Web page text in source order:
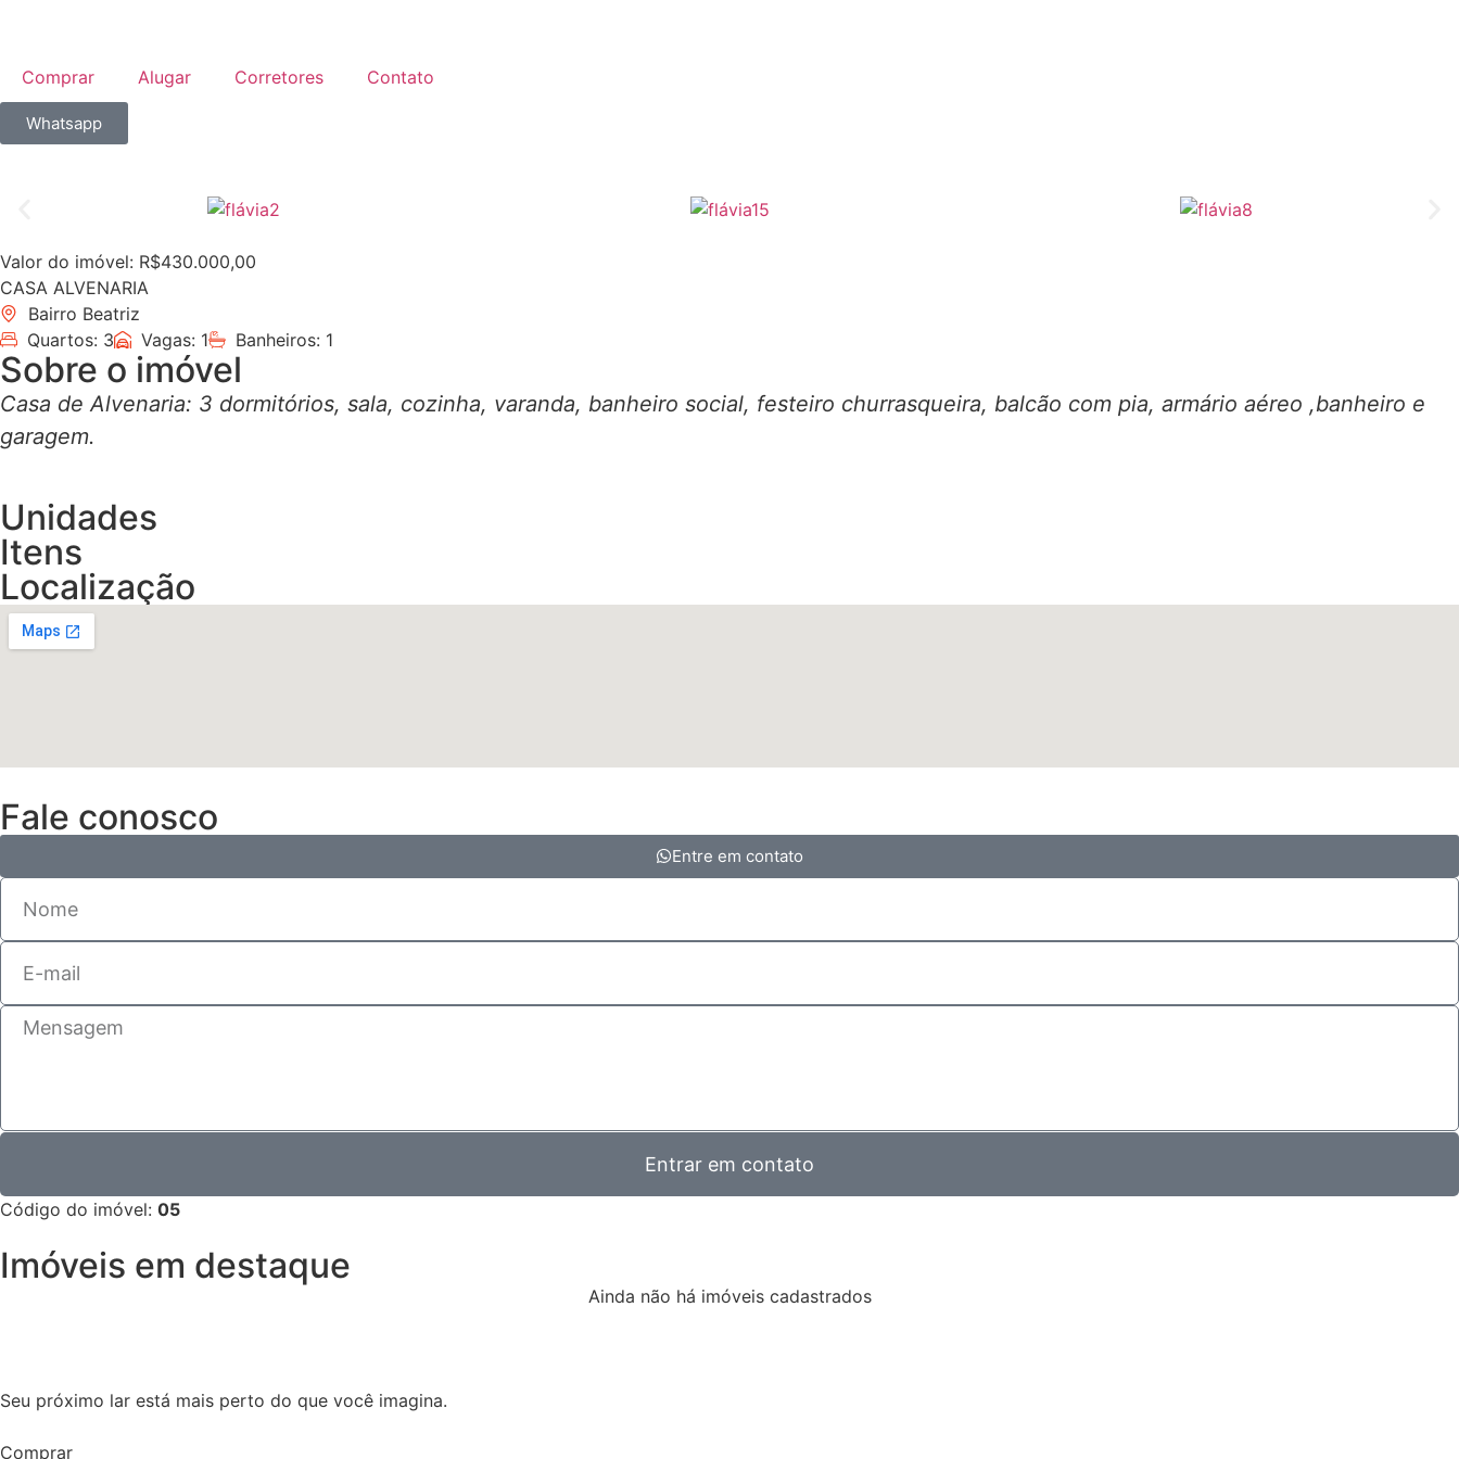
Comprar Alugar Corretores Contato
Whatsapp
Valor do imóvel: R$430.000,00
CASA ALVENARIA
Bairro Beatriz
Quartos: 3
Vagas: 1 Banheiros: 1
Sobre o imóvel
Casa de Alvenaria: 3 dormitórios, sala, cozinha, varanda, banheiro social, festeiro churrasqueira, balcão com pia, armário aéreo ,banheiro e
garagem.
Unidades
Itens
Localização
Fale conosco
Entre em contato
Entrar em contato
Código do imóvel: 05
Imóveis em destaque
Ainda não há imóveis cadastrados
Seu próximo lar está mais perto do que você imagina.
Comprar